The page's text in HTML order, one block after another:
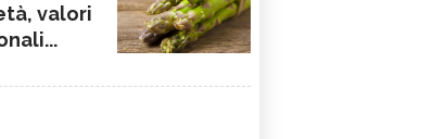
valori